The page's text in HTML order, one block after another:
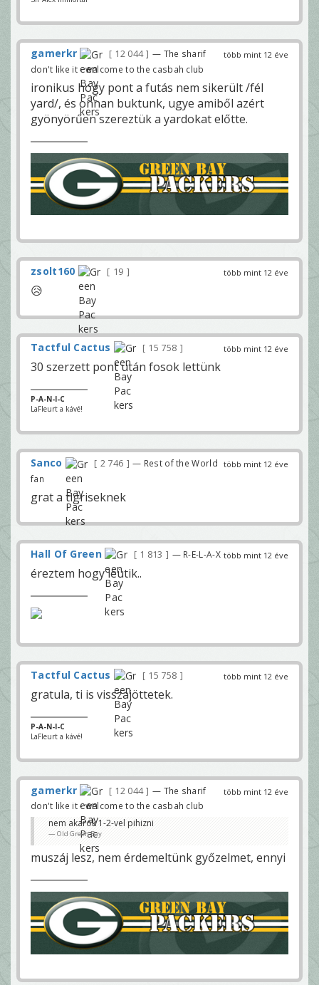
több mint 12 éve
gamerkr 12 044
— The sharif
don't like it - welcome to the casbah club
ironikus hogy pont a futás nem sikerült /fél
yard/, és onnan buktunk, ugye amiből azért
gyönyörűen szereztük a yardokat előtte.
több mint 12 éve
zsolt160 19
😥
több mint 12 éve
Tactful Cactus 15 758
30 szerzett pont után fosok lettünk
P-A-N-I-C
LaFleurt a kávé!
több mint 12 éve
Sanco 2 746
— Rest of the World
fan
grat a tigriseknek
több mint 12 éve
Hall Of Green 1 813 — R-E-L-A-X
éreztem hogy leütik..
több mint 12 éve
Tactful Cactus 15 758
gratula, ti is visszajöttetek.
P-A-N-I-C
LaFleurt a kávé!
több mint 12 éve
gamerkr 12 044
— The sharif
don't like it - welcome to the casbah club
nem akarok 1-2-vel pihizni
Old Green Bay
muszáj lesz, nem érdemeltünk győzelmet, ennyi